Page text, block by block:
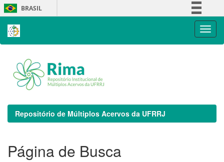
Skip
navigation
BRASIL
Repositório de Múltiplos Acervos da UFRRJ
Página de Busca